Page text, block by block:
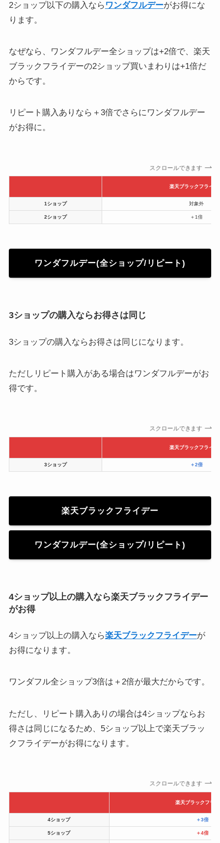
2ショップ以下の購入なら ワンダフルデーがお得にな
ります。
なぜなら、ワンダフルデー全ショップは+2倍で、楽天
ブラックフライデーの2ショップ買いまわりは+1倍だ
からです。
リピート購入ありなら＋3倍でさらにワンダフルデー
がお得に。
スクロールできます
楽天ブラックフライデ
1ショップ 対象外
2ショップ ＋1倍
ワンダフルデー(全ショップ/リピート)
3ショップの購入ならお得さは同じ
3ショップの購入ならお得さは同じになります。
ただしリピート購入がある場合はワンダフルデーがお
得です。
スクロールできます
楽天ブラックフライデ
3ショップ ＋2倍
楽天ブラックフライデー
ワンダフルデー(全ショップ/リピート)
4ショップ以上の購入なら楽天ブラックフライデー
がお得
4ショップ以上の購入なら楽天ブラックフライデーが
お得になります。
ワンダフル全ショップ3倍は＋2倍が最大だからです。
ただし、リピート購入ありの場合は4ショップならお
得さは同じになるため、5ショップ以上で楽天ブラッ
クフライデーがお得になります。
スクロールできます
楽天ブラックフラ
4ショップ ＋3倍
5ショップ ＋4倍